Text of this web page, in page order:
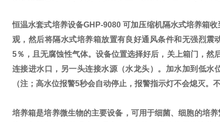
恒温水套式培养设备GHP-9080 可加压缩机隔水式培养箱
观，然后将隔水式培养箱放置有良好通风条件和无强烈
5％，且无腐蚀性气体。设备位置选择好后，关上箱门，
连接进水口，另一头连接水源（水龙头）。加水加到低
（注；高水位报警5秒会自动停止，报警指示灯不会熄灭。
培养箱是培养微生物的主要设备，可用于细菌、细胞的培